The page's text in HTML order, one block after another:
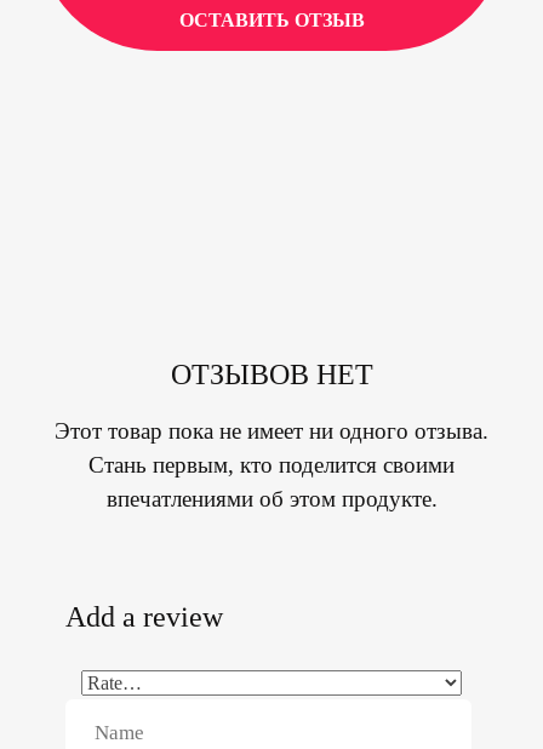
ОСТАВИТЬ ОТЗЫВ
ОТЗЫВОВ НЕТ
Этот товар пока не имеет ни одного отзыва.
Стань первым, кто поделится своими
впечатлениями об этом продукте.
Add a review